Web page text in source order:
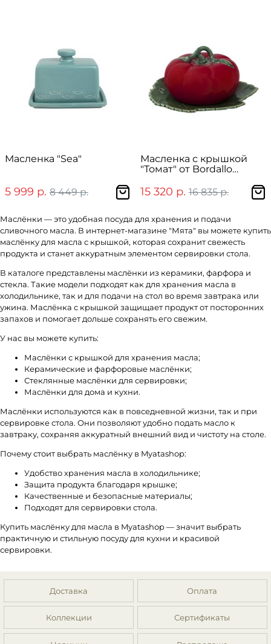
Масленка "Sea"
5 999 р. 8 449 р.
Масленка с крышкой
"Томат" от Bordallo
15 320 р. 16 835 р.
Маслёнки — это удобная посуда для хранения и подачи
сливочного масла. В интернет-магазине "Мята" вы можете купить
маслёнку для масла с крышкой, которая сохранит свежесть
продукта и станет аккуратным элементом сервировки стола.
В каталоге представлены маслёнки из керамики, фарфора и
стекла. Такие модели подходят как для хранения масла в
холодильнике, так и для подачи на стол во время завтрака или
ужина. Маслёнка с крышкой защищает продукт от посторонних
запахов и помогает дольше сохранять его свежим.
У нас вы можете купить:
Маслёнки с крышкой для хранения масла;
Керамические и фарфоровые маслёнки;
Стеклянные маслёнки для сервировки;
Маслёнки для дома и кухни.
Маслёнки используются как в повседневной жизни, так и при
сервировке стола. Они позволяют удобно подать масло к
завтраку, сохраняя аккуратный внешний вид и чистоту на столе.
Почему стоит выбрать маслёнку в Myatashop:
Удобство хранения масла в холодильнике;
Защита продукта благодаря крышке;
Качественные и безопасные материалы;
Подходят для сервировки стола.
Купить маслёнку для масла в Myatashop — значит выбрать
практичную и стильную посуду для кухни и красивой
сервировки.
Доставка Оплата
Коллекции Сертификаты